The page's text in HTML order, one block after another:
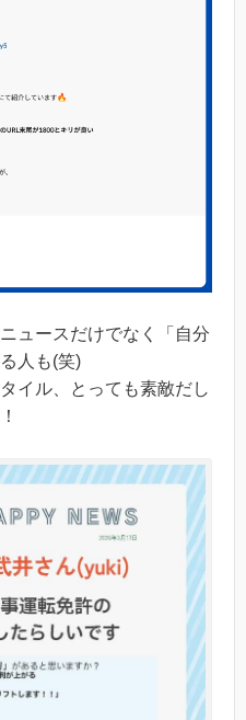
ュースだけでなく「自分
人も(笑)
イル、とっても素敵だし